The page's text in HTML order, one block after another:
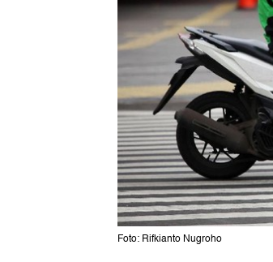
Foto: Rifkianto Nugroho